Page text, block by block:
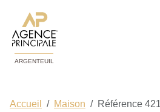
ARGENTEUIL
Accueil Maison Référence